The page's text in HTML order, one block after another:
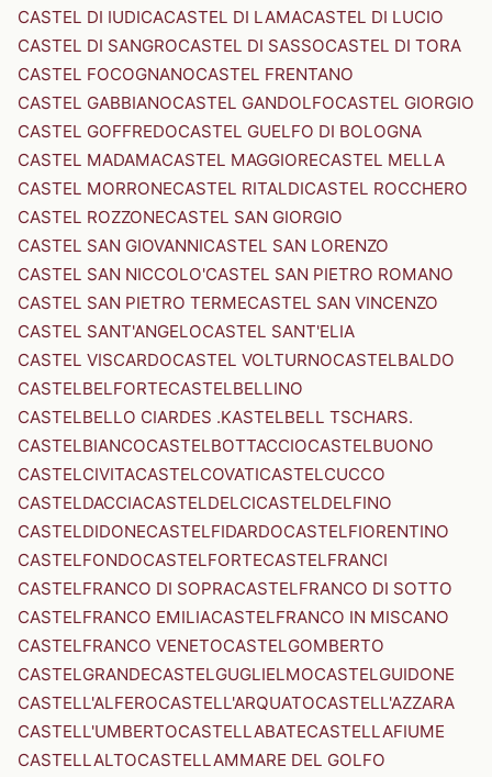
CASTEL DI IUDICACASTEL DI LAMACASTEL DI LUCIO
CASTEL DI SANGROCASTEL DI SASSOCASTEL DI TORA
CASTEL FOCOGNANOCASTEL FRENTANO
CASTEL GABBIANOCASTEL GANDOLFOCASTEL GIORGIO
CASTEL GOFFREDOCASTEL GUELFO DI BOLOGNA
CASTEL MADAMACASTEL MAGGIORECASTEL MELLA
CASTEL MORRONECASTEL RITALDICASTEL ROCCHERO
CASTEL ROZZONECASTEL SAN GIORGIO
CASTEL SAN GIOVANNICASTEL SAN LORENZO
CASTEL SAN NICCOLO'CASTEL SAN PIETRO ROMANO
CASTEL SAN PIETRO TERMECASTEL SAN VINCENZO
CASTEL SANT'ANGELOCASTEL SANT'ELIA
CASTEL VISCARDOCASTEL VOLTURNOCASTELBALDO
CASTELBELFORTECASTELBELLINO
CASTELBELLO CIARDES .KASTELBELL TSCHARS.
CASTELBIANCOCASTELBOTTACCIOCASTELBUONO
CASTELCIVITACASTELCOVATICASTELCUCCO
CASTELDACCIACASTELDELCICASTELDELFINO
CASTELDIDONECASTELFIDARDOCASTELFIORENTINO
CASTELFONDOCASTELFORTECASTELFRANCI
CASTELFRANCO DI SOPRACASTELFRANCO DI SOTTO
CASTELFRANCO EMILIACASTELFRANCO IN MISCANO
CASTELFRANCO VENETOCASTELGOMBERTO
CASTELGRANDECASTELGUGLIELMOCASTELGUIDONE
CASTELL'ALFEROCASTELL'ARQUATOCASTELL'AZZARA
CASTELL'UMBERTOCASTELLABATECASTELLAFIUME
CASTELLALTOCASTELLAMMARE DEL GOLFO